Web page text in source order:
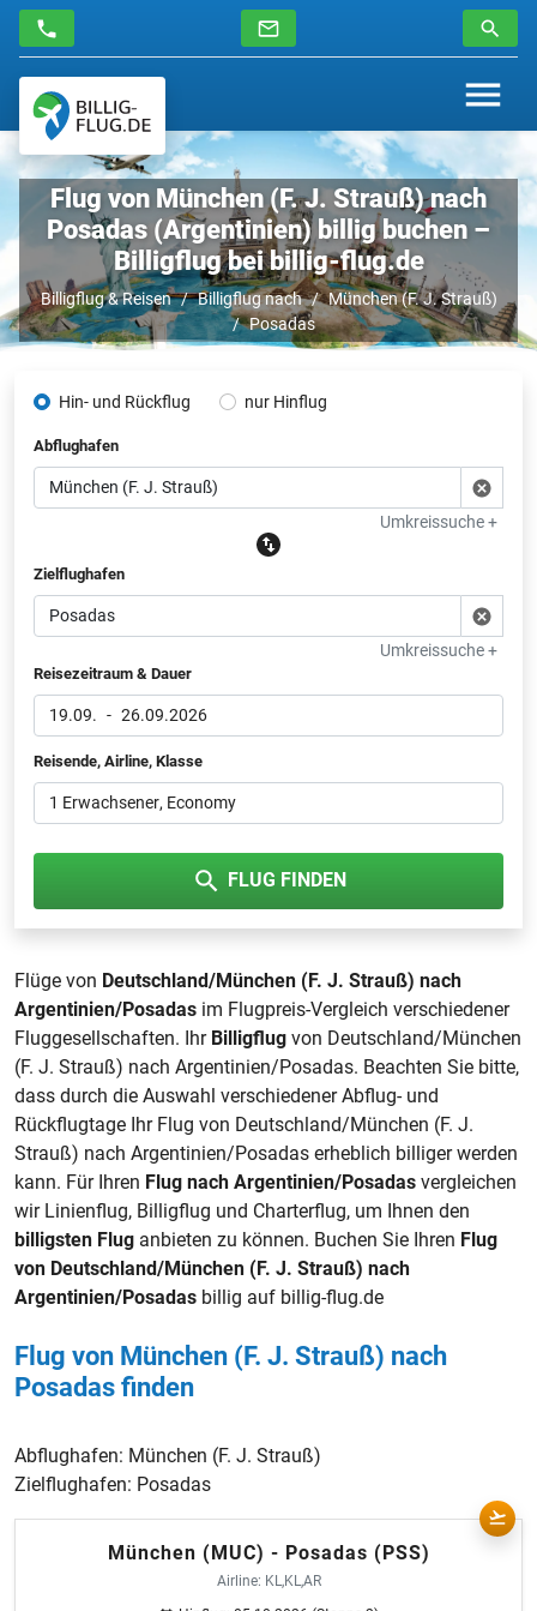
Flug von München (F. J. Strauß) nach
Posadas (Argentinien) billig buchen –
Billigflug bei billig-flug.de
Billigflug & Reisen Billigflug nach
München (F. J. Strauß)
Posadas
Hin- und Rückflug nur Hinflug
Abflughafen
Umkreissuche +
Zielflughafen
Umkreissuche +
Reisezeitraum & Dauer
19.09. - 26.09.2026
Reisende, Airline, Klasse
1 Erwachsener, Economy
FLUG FINDEN
Flüge von Deutschland/München (F. J. Strauß) nach
Argentinien/Posadas im Flugpreis-Vergleich verschiedener
Fluggesellschaften. Ihr Billigflug von Deutschland/München
(F. J. Strauß) nach Argentinien/Posadas. Beachten Sie bitte,
dass durch die Auswahl verschiedener Abflug- und
Rückflugtage Ihr Flug von Deutschland/München (F. J.
Strauß) nach Argentinien/Posadas erheblich billiger werden
kann. Für Ihren Flug nach Argentinien/Posadas vergleichen
wir Linienflug, Billigflug und Charterflug, um Ihnen den
billigsten Flug anbieten zu können. Buchen Sie Ihren Flug
von Deutschland/München (F. J. Strauß) nach
Argentinien/Posadas billig auf billig-flug.de
Flug von München (F. J. Strauß) nach
Posadas finden
Abflughafen: München (F. J. Strauß)
Zielflughafen: Posadas
München (MUC) - Posadas (PSS)
Airline: KL,KL,AR